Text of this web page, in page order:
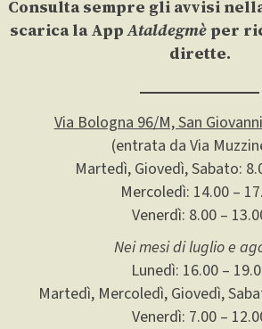
Consulta sempre gli avvisi
scarica la AppAtaldegmè per
dirette.
Via Bologna 96/M, San
(entrata da Via
Martedì, Giovedì, Sabato:
Mercoledì: 14.00 –
Venerdì: 8.00 –
Nei mesi di luglio e
Lunedì: 16.00 –
Martedì, Mercoledì, Giovedì,
Venerdì: 7.00 –